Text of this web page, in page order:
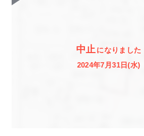
中止 になりました
2024年7月31日(水)